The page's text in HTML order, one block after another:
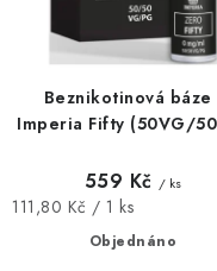
Vše o nákupu Jak
Kontakty
Prodejny
ů
Beznikotinová báze
Imperia Fifty (50VG/
Objednáno
559 Kč / ks
Měrná
111,80 Kč / 1 ks